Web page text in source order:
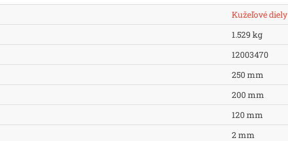
Kužeľové diely
1.529 kg
12003470
250 mm
200 mm
120 mm
2 mm